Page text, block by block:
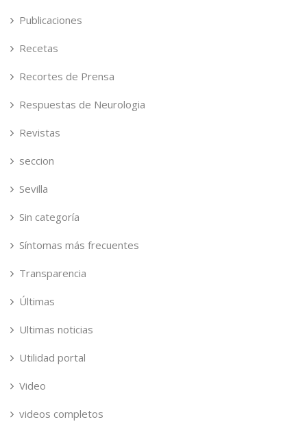
Publicaciones
Recetas
Recortes de Prensa
Respuestas de Neurologia
Revistas
seccion
Sevilla
Sin categoría
Síntomas más frecuentes
Transparencia
Últimas
Ultimas noticias
Utilidad portal
Video
videos completos